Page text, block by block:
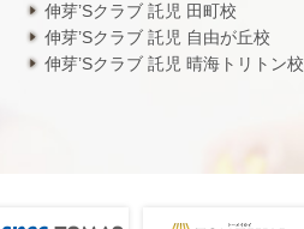
伸芽’Sクラブ 託児 田町校
伸芽’Sクラブ 託児 自由が丘校
伸芽’Sクラブ 託児 晴海トリトン校